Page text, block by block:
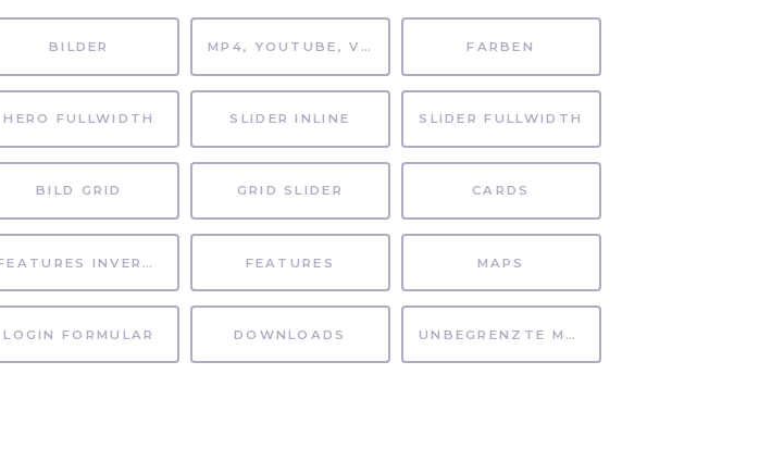
BILDER MP4, YOUTUBE, VIMEO FARBEN
HERO FULLWIDTH SLIDER INLINE SLIDER FULLWIDTH
BILD GRID GRID SLIDER CARDS
FEATURES INVERTIERT FEATURES MAPS
LOGIN FORMULAR DOWNLOADS UNBEGRENZTE MÖGLICHKEITEN